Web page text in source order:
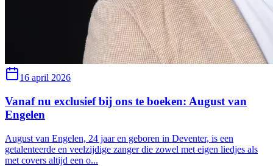
16 april 2026
Vanaf nu exclusief bij ons te boeken: August van
Engelen
August van Engelen, 24 jaar en geboren in Deventer, is een
getalenteerde en veelzijdige zanger die zowel met eigen liedjes als
met covers altijd een o...